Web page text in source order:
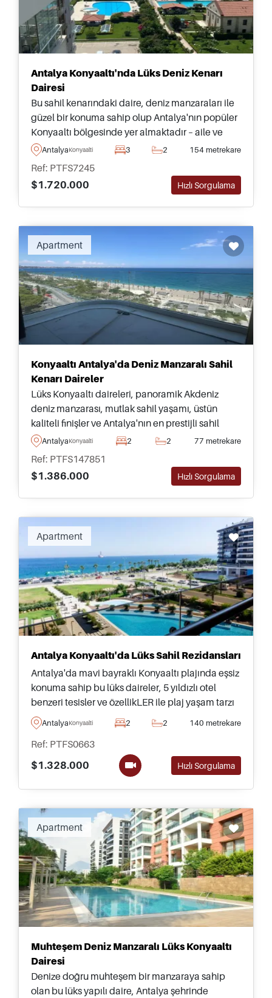
Antalya Konyaaltı'nda Lüks Deniz Kenarı
Dairesi
Bu sahil kenarındaki daire, deniz manzaraları ile
güzel bir konuma sahip olup Antalya'nın popüler
Konyaaltı bölgesinde yer almaktadır – aile ve
sevdikleri ile Türkiye'ye taşınanlar için ideal.
AntalyaKonyaalti 3 2 154 metrekare
Ref: PTFS7245
$1.720.000
Hızlı Sorgulama
Recommended
Apartment
Konyaaltı Antalya'da Deniz Manzaralı Sahil
Kenarı Daireler
Lüks Konyaaltı daireleri, panoramik Akdeniz
deniz manzarası, mutlak sahil yaşamı, üstün
kaliteli finişler ve Antalya'nın en prestijli sahil
konut bölgesinde olağanüstü yatırım potansiyeli
AntalyaKonyaalti 2 2 77 metrekare
Ref: PTFS147851
$1.386.000
Hızlı Sorgulama
Recommended
Apartment
Antalya Konyaaltı'da Lüks Sahil Rezidansları
Antalya'da mavi bayraklı Konyaaltı plajında eşsiz
konuma sahip bu lüks daireler, 5 yıldızlı otel
benzeri tesisler ve özellikLER ile plaj yaşam tarzı
sunmakta olup yüksek kira geliri potansiyeline ve
muhteşem deniz manzaralarına sahiptir. Antalya
şehir merkezine de yakındır.
AntalyaKonyaalti 2 2 140 metrekare
Ref: PTFS0663
$1.328.000
Hızlı Sorgulama
Apartment
Muhteşem Deniz Manzaralı Lüks Konyaaltı
Dairesi
Denize doğru muhteşem bir manzaraya sahip
olan bu lüks yapılı daire, Antalya şehrinde